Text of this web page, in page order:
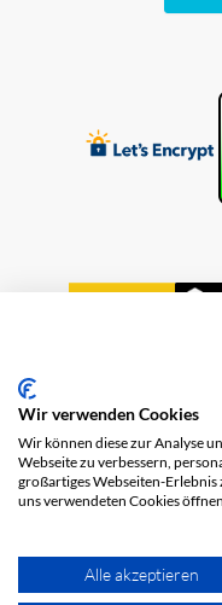
Datenschutz
Wir verwenden Cookies
Wir können diese zur Analyse
Webseite zu verbessern,
großartiges Webseiten-
uns verwendeten Cookies
Alle akzeptieren